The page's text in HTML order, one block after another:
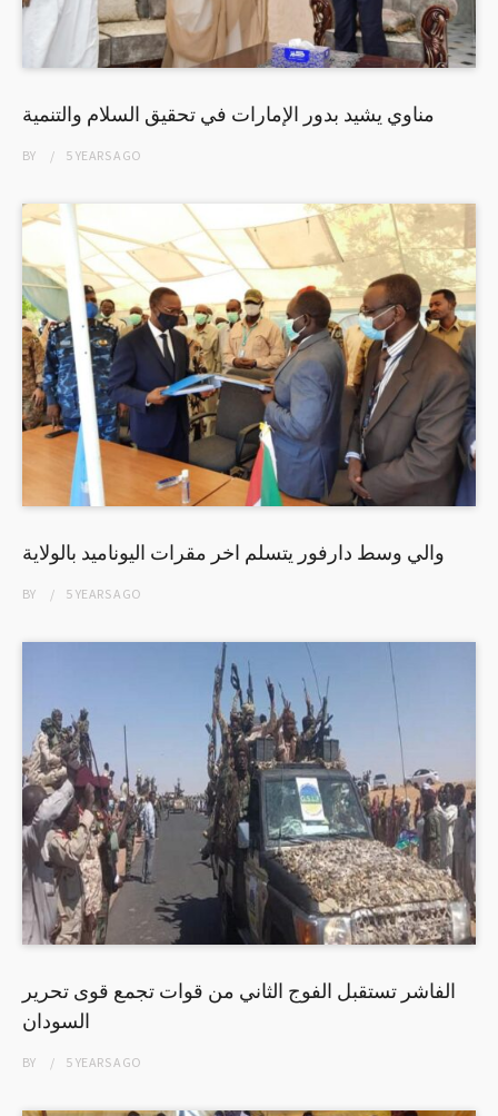
مناوي يشيد بدور الإمارات في تحقيق السلام والتنمية
BY 5 YEARSAGO
والي وسط دارفور يتسلم اخر مقرات اليوناميد بالولاية
BY 5 YEARSAGO
الفاشر تستقبل الفوج الثاني من قوات تجمع قوى تحرير
السودان
BY 5 YEARSAGO